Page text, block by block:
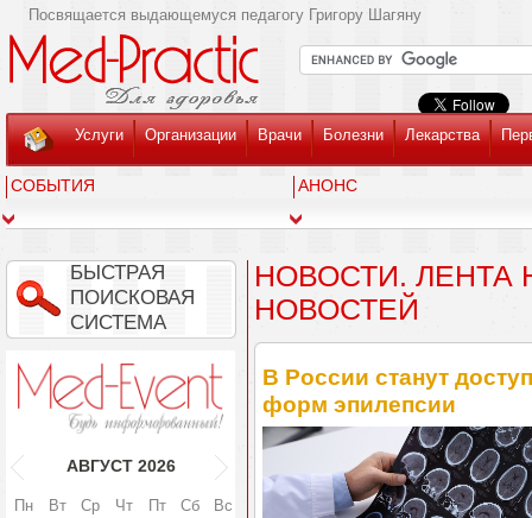
Посвящается выдающемуся педагогу Григору Шагяну
Услуги Организации Врачи Болезни Лекарства
СОБЫТИЯ АНОНС
БЫСТРАЯ
ПОИСКОВАЯ
СИСТЕМА
АВГУСТ 2026
Пн Вт Ср Чт Пт Сб
Вс
НОВОСТИ.
НОВОСТЕЙ
В России станут
форм эпилепсии